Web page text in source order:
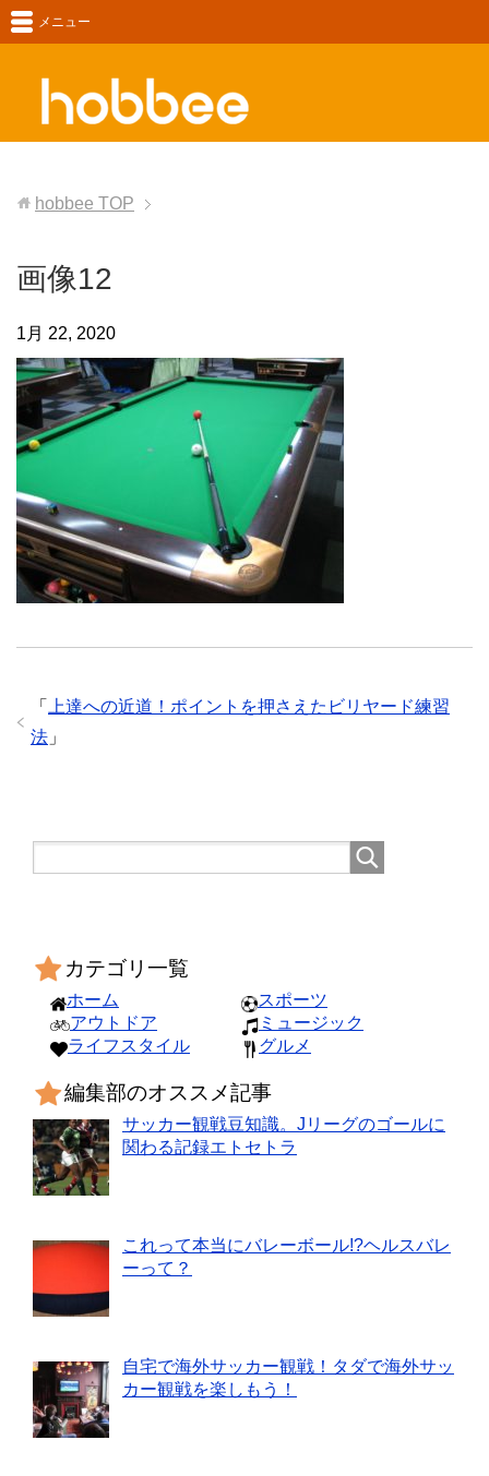
メニュー
hobbee TOP
画像12
1月 22, 2020
「
上達への近道！ポイントを押さえたビリヤード練習
法 」
カテゴリ一覧
ホーム
アウトドア
ライフスタイル
スポーツ
ミュージック
グルメ
編集部のオススメ記事
サッカー観戦豆知識。Jリーグのゴールに
関わる記録エトセトラ
これって本当にバレーボール!?ヘルスバレ
ーって？
自宅で海外サッカー観戦！タダで海外サッ
カー観戦を楽しもう！